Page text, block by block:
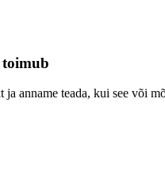
toimub
anname teada, kui see või